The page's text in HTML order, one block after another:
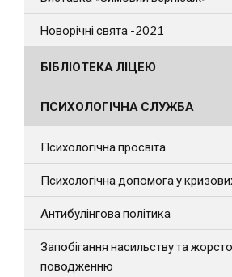
Новорічні свята -2021
БІБЛІОТЕКА ЛІЦЕЮ
ПСИХОЛОГІЧНА СЛУЖБА
Психологічна просвіта
Психологічна допомога у
Антибулінгова політика
Запобігання насильству та
поводженню